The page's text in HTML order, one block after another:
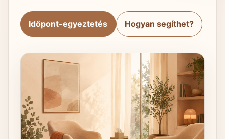
Időpont-egyeztetés Hogyan segíthet?